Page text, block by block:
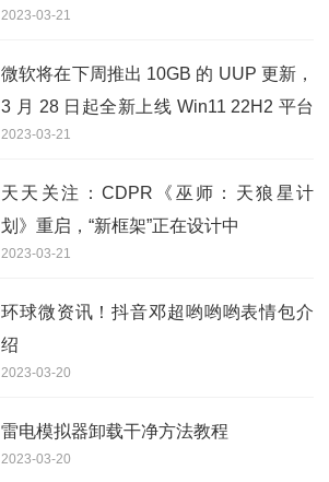
2023-03-21
微软将在下周推出 10GB 的 UUP 更新，
3 月 28 日起全新上线 Win11 22H2 平台
世界快报
2023-03-21
天天关注：CDPR《巫师：天狼星计
划》重启，“新框架”正在设计中
2023-03-21
环球微资讯！抖音邓超哟哟哟表情包介
绍
2023-03-20
雷电模拟器卸载干净方法教程
2023-03-20